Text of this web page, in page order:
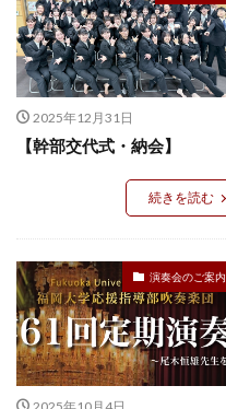
2025年12月31日
【幹部交代式・納会】
続きを読む
演奏会のご案内